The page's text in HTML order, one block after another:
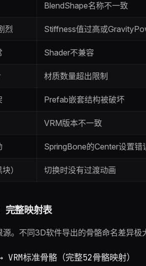
BlendShape名称不一致
烈 Stiffness值过高或
Shader不兼容
材质数量超出限制
Prefab嵌套结构被破坏
VRM版本不一致
SpringBone的Center设置错
） 切换时没有过渡动画
完整映射表
。不同3D软件导出的骨骼命名差异
标准骨骼（完整52骨骼映射）